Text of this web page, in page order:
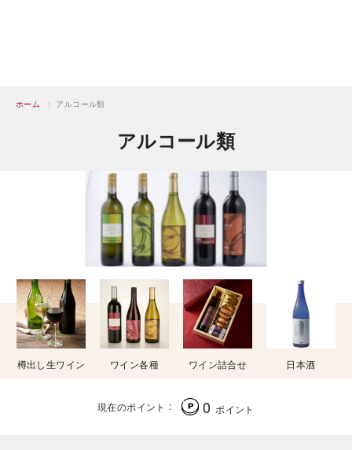
ホーム > アルコール類
アルコール類
樽出し生ワイン ワイン各種 ワイン詰合せ 日本酒
現在のポイント 0 ポイント